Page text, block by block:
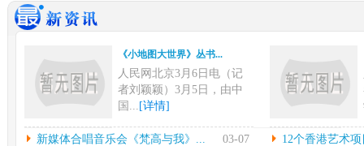
《小地图大世界》丛书...
人民网北京3月6日电（记
者刘颖颖）3月5日，由中
国... [详情]
新媒体合唱音乐会《梵... 12
新媒体合唱音乐会《梵高与我》... 03-07
12个香港艺术